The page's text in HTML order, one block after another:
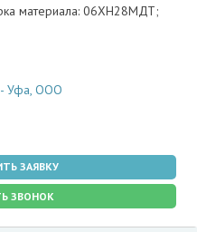
материала: 06ХН28МДТ;
- Уфа, ООО
ЗАЯВКУ
ЗВОНОК